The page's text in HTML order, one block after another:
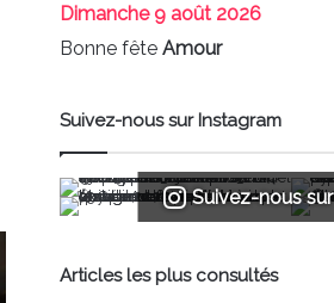
Dimanche9 août 2026
Bonne fêteAmour
Suivez-nous sur Instagram
Suivez-nous
Articles les plus consultés